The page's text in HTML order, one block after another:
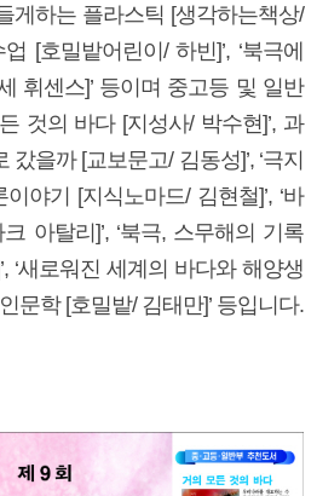
게하는 플라스틱 [생각하는책상/
[호밀밭어린이/ 하빈]’, ‘북극에
휘센스]’ 등이며 중고등 및 일반
것의 바다 [지성사/ 박수현]’, 과
을까 [교보문고/ 김동성]’, ‘극지
야기 [지식노마드/ 김현철]’, ‘바
아탈리]’, ‘북극, 스무해의 기록
‘새로워진 세계의 바다와 해양생
문학 [호밀밭/ 김태만]’ 등입니다.